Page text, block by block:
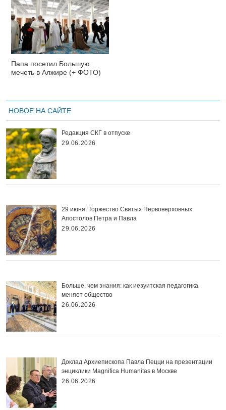
Папа посетил Большую
мечеть в Алжире (+ ФОТО)
НОВОЕ НА САЙТЕ
Редакция СКГ в отпуске
29.06.2026
29 июня. Торжество Святых Первоверховных
Апостолов Петра и Павла
29.06.2026
Больше, чем знания: как иезуитская педагогика
меняет общество
26.06.2026
Доклад Архиепископа Павла Пецци на презентации
энциклики Magnifica Нumanitas в Москве
26.06.2026